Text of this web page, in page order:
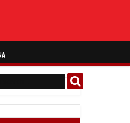
entre Vélez e Independiente